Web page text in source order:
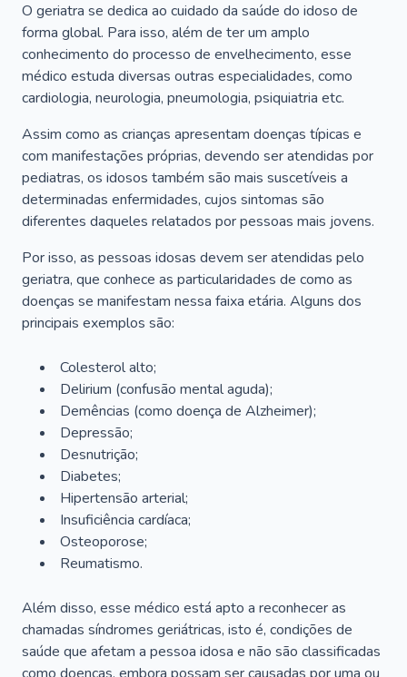
O geriatra se dedica ao cuidado da saúde do idoso de
forma global. Para isso, além de ter um amplo
conhecimento do processo de envelhecimento, esse
médico estuda diversas outras especialidades, como
cardiologia, neurologia, pneumologia, psiquiatria etc.
Assim como as crianças apresentam doenças típicas e
com manifestações próprias, devendo ser atendidas por
pediatras, os idosos também são mais suscetíveis a
determinadas enfermidades, cujos sintomas são
diferentes daqueles relatados por pessoas mais jovens.
Por isso, as pessoas idosas devem ser atendidas pelo
geriatra, que conhece as particularidades de como as
doenças se manifestam nessa faixa etária. Alguns dos
principais exemplos são:
Colesterol alto;
Delirium (confusão mental aguda);
Demências (como doença de Alzheimer);
Depressão;
Desnutrição;
Diabetes;
Hipertensão arterial;
Insuficiência cardíaca;
Osteoporose;
Reumatismo.
Além disso, esse médico está apto a reconhecer as
chamadas síndromes geriátricas, isto é, condições de
saúde que afetam a pessoa idosa e não são classificadas